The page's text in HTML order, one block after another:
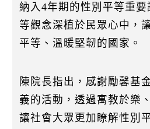
納入4年期的性別平等重
等觀念深植於民眾心中，
平等、溫暖堅韌的國家。
陳院長指出，感謝勵馨基
義的活動，透過寓教於樂
讓社會大眾更加瞭解性別